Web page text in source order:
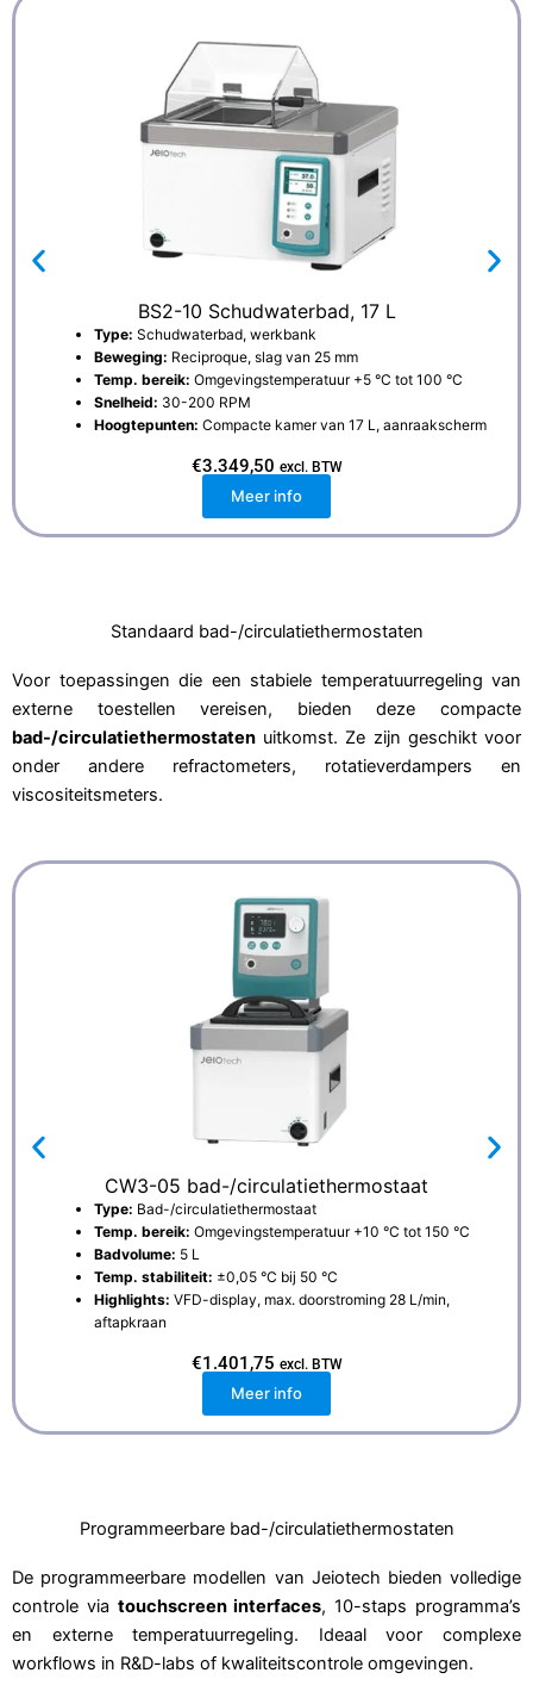
BS2-10 Schudwaterbad, 17 L
Type: Schudwaterbad, werkbank
Beweging: Reciproque, slag van 25 mm
Temp. bereik: Omgevingstemperatuur +5 °C tot 100 °C
Snelheid: 30-200 RPM
Hoogtepunten: Compacte kamer van 17 L, aanraakscherm
€3.349,50 excl. BTW
Meer info
Standaard bad-/circulatiethermostaten
Voor toepassingen die een stabiele temperatuurregeling van
externe toestellen vereisen, bieden deze compacte
bad-/circulatiethermostaten uitkomst. Ze zijn geschikt voor
onder andere refractometers, rotatieverdampers en
viscositeitsmeters.
CW3-05 bad-/circulatiethermostaat
Type: Bad-/circulatiethermostaat
Temp. bereik: Omgevingstemperatuur +10 °C tot 150 °C
Badvolume: 5 L
Temp. stabiliteit: ±0,05 °C bij 50 °C
Highlights: VFD-display, max. doorstroming 28 L/min,
aftapkraan
€1.401,75 excl. BTW
Meer info
Programmeerbare bad-/circulatiethermostaten
De programmeerbare modellen van Jeiotech bieden volledige
controle via touchscreen interfaces, 10-staps programma’s
en externe temperatuurregeling. Ideaal voor complexe
workflows in R&D-labs of kwaliteitscontrole omgevingen.